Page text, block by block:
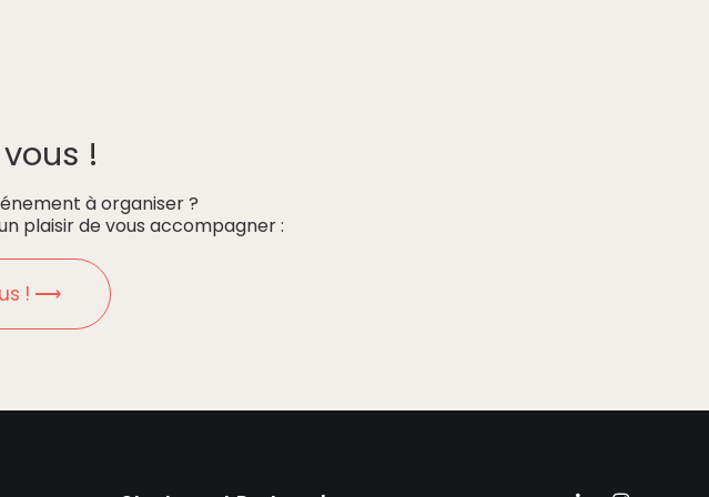
!
à organiser ?
plaisir de vous accompagner :
! ⟶